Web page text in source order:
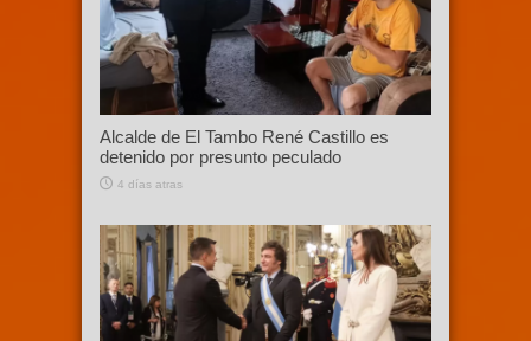
Alcalde de El Tambo René Castillo es
detenido por presunto peculado
4 días atras